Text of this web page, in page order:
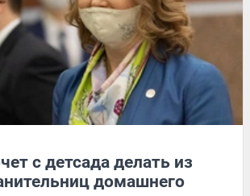
с детсада делать из
домашнего